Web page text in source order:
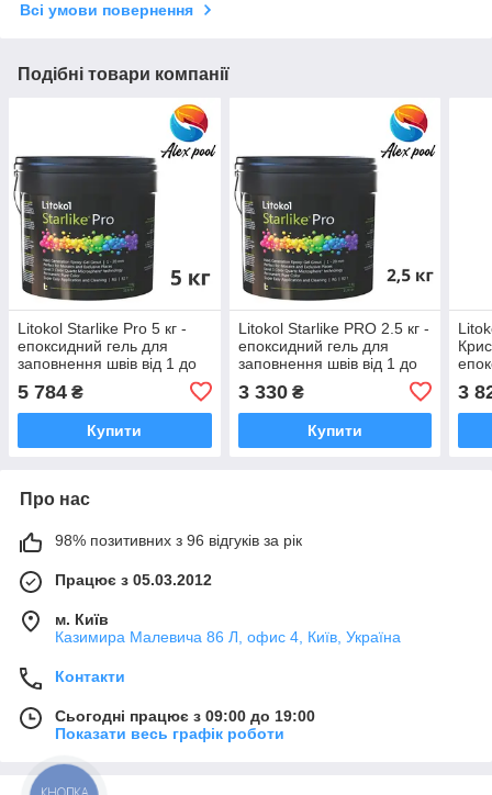
Всі умови повернення
Подібні товари компанії
Litokol Starlike Pro 5 кг -
епоксидний гель для
заповнення швів від 1 до
мозаїки, плитки - базові
кольори
5 784 ₴
Купити
Litokol Starlike PRO 2.5 кг -
епоксидний гель для
заповнення швів від 1 до
3 330₴
Купити
мм
3
Про нас
98% позитивних з 96 відгуків за рік
Працює з 05.03.2012
м. Київ
Казимира Малевича 86 Л, офис 4, Київ, Україна
Контакти
Сьогодні працює з 09:00 до 19:00
Показати весь графік роботи